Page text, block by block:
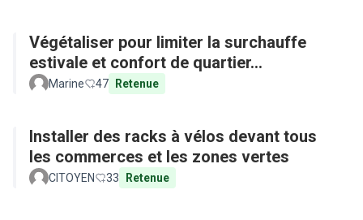
Végétaliser pour limiter la surchauffe
estivale et confort de quartier...
Marine 47 Retenue
Installer des racks à vélos devant tous
les commerces et les zones vertes
CITOYEN 33 Retenue